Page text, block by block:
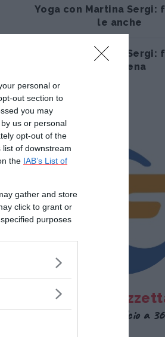
personal or
out section to
you may
us or personal
opt-out of the
of downstream
the IAB’s List of
gather and store
click to grant or
purposes
Yoga con Martina Sergi:
le anche
Yoga con Martina Sergi:
la schiena
Esperti di calcio a